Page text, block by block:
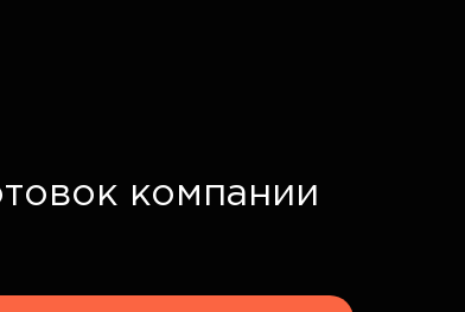
компании